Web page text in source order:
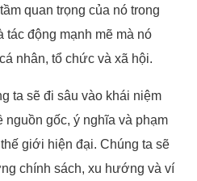
quan trọng của nó trong
tác động mạnh mẽ mà nó
nhân, tổ chức và xã hội.
ta sẽ đi sâu vào khái niệm
nguồn gốc, ý nghĩa và phạm
giới hiện đại. Chúng ta sẽ
chính sách, xu hướng và ví